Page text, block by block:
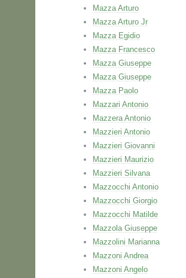
Mazza Arturo
Mazza Arturo Jr
Mazza Egidio
Mazza Francesco
Mazza Giuseppe
Mazza Giuseppe
Mazza Paolo
Mazzari Antonio
Mazzera Antonio
Mazzieri Antonio
Mazzieri Giovanni
Mazzieri Maurizio
Mazzieri Silvana
Mazzocchi Antonio
Mazzocchi Giorgio
Mazzocchi Matilde
Mazzola Giuseppe
Mazzolini Marianna
Mazzoni Andrea
Mazzoni Angelo